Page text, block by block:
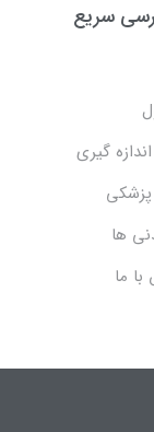
سریع
اندازه گیری
پزشکی
ها
ما